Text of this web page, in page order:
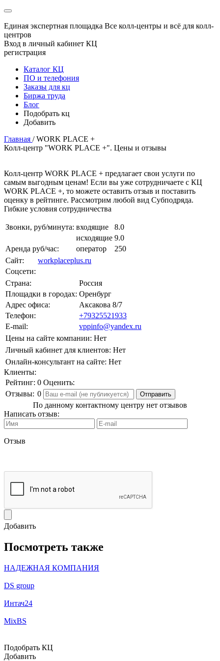
Единая экспертная площадка Все колл-центры и всё для колл-
центров
Вход в личный кабинет КЦ
регистрация
Каталог КЦ
ПО и телефония
Заказы для кц
Биржа труда
Блог
Подобрать кц
Добавить
Главная / WORK PLACE +
Колл-центр "WORK PLACE +". Цены и отзывы
Колл-центр WORK PLACE + предлагает свои услуги по
самым выгодным ценам! Если вы уже сотрудничаете с КЦ
WORK PLACE +, то можете оставить отзыв и поставить
оценку в рейтинге. Рассмотрим любой вид Субподряда.
Гибкие условия сотрудничества
Звонки, руб/минута: входящие
8.0
исходящие 9.0
Аренда руб/час:
оператор
250
Сайт:
workplaceplus.ru
Соцсети:
Страна:
Россия
Площадки в городах: Оренбург
Адрес офиса:
Аксакова 8/7
Телефон:
+79325521933
E-mail:
vppinfo@yandex.ru
Цены на сайте компании: Нет
Личный кабинет для клиентов: Нет
Онлайн-консультант на сайте: Нет
Клиенты:
Рейтинг: 0 Оценить:
Отзывы: 0
По данному контактному центру нет отзывов
Написать отзыв:
Отзыв
Добавить
Посмотреть также
НАДЕЖНАЯ КОМПАНИЯ
DS group
Интач24
MixBS
Подобрать КЦ
Добавить